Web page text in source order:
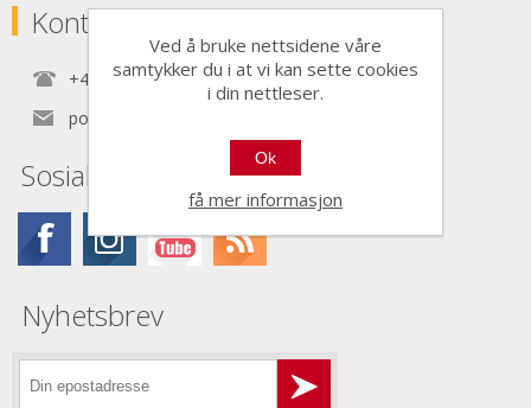
Kontaktinformasjon
+47 22 30 40 70
post@nordictools.no
Sosiale medier
Nyhetsbrev
Ved å bruke nettsidene våre
samtykker du i at vi kan sette cookies
i din nettleser.
Ok
få mer informasjon